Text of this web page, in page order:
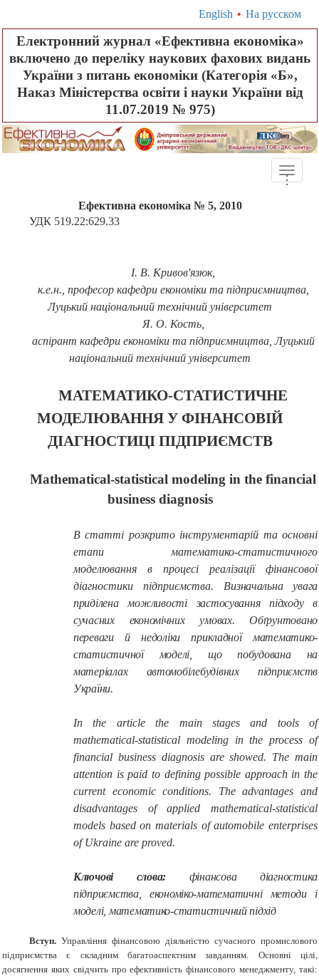
English • На русском
Електронний журнал «Ефективна економіка»
включено до переліку наукових фахових видань
України з питань економіки (Категорія «Б»,
Наказ Міністерства освіти і науки України від
11.07.2019 № 975)
Toggle
...
Ефективна економіка № 5, 2010
УДК 519.22:629.33
І. В. Кривов'язюк,
к.е.н., професор кафедри економіки та підприємництва,
Луцький національний технічний університет
Я. О. Кость,
аспірант кафедри економіки та підприємництва, Луцький
національний технічний університет
МАТЕМАТИКО-СТАТИСТИЧНЕ
МОДЕЛЮВАННЯ У ФІНАНСОВІЙ
ДІАГНОСТИЦІ ПІДПРИЄМСТВ
Mathematical-statistical modeling in the financial
business diagnosis
В статті розкрито інструментарій та основні
етапи математико-статистичного
моделювання в процесі реалізації фінансової
діагностики підприємства. Визначальна увага
приділена можливості застосування підходу в
сучасних економічних умовах. Обґрунтовано
переваги й недоліки прикладної математико-
статистичної моделі, що побудована на
матеріалах автомобілебудівних підприємств
України.
In the article the main stages and tools of
mathematical-statistical modeling in the process of
financial business diagnosis are showed. The main
attention is paid to defining possible approach in the
current economic conditions. The advantages and
disadvantages of applied mathematical-statistical
models based on materials of automobile enterprises
of Ukraine are proved.
Ключові слова: фінансова діагностика
підприємства, економіко-математичні методи і
моделі, математико-статистичний підхід
Вступ. Управління фінансовою діяльністю сучасного промислового
підприємства є складним багатоаспектним завданням. Основні цілі,
досягнення яких свідчить про ефективність фінансового менеджменту, такі: